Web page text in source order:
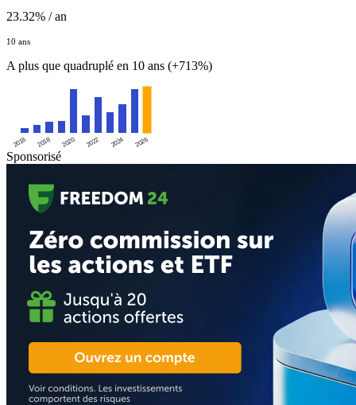
23.32% / an
10 ans
A plus que quadruplé en 10 ans (+713%)
2016 2018 2020 2022 2024 2026
Sponsorisé